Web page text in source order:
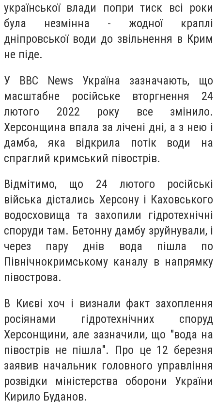
української влади попри тиск всі роки
була незмінна - жодної краплі
дніпровської води до звільнення в Крим
не піде.
У BBC News Україна зазначають, що
масштабне російське вторгнення 24
лютого 2022 року все змінило.
Херсонщина впала за лічені дні, а з нею і
дамба, яка відкрила потік води на
спраглий кримський півострів.
Відмітимо, що 24 лютого російські
війська дістались Херсону і Каховського
водосховища та захопили гідротехнічні
споруди там. Бетонну дамбу зруйнували, і
через пару днів вода пішла по
Північнокримському каналу в напрямку
півострова.
В Києві хоч і визнали факт захоплення
росіянами гідротехнічних споруд
Херсонщини, але зазначили, що "вода на
півострів не пішла". Про це 12 березня
заявив начальник головного управління
розвідки міністерства оборони України
Кирило Буданов.